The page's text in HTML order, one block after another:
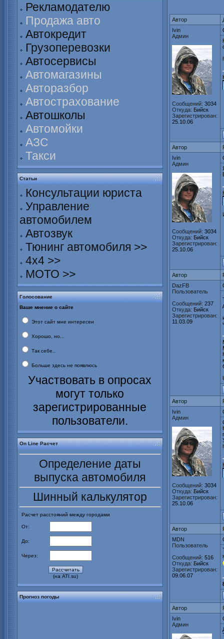
Рекламодателю
Продажа авто
Автокредит
Грузоперевозки
Автосервисы
Автомагазины
Авторазбор
Автострахование
Автошколы
Автомойки
АЗС
Такси
Статьи
Консультации юриста
Управление
автомобилем
Автозвук
Тюнинг автомобиля >>
4х4 >>
МОТО >>
Голосование
Ваше мнение о сайте
Этот сайт мне интересен
Хорошо, но...
Так себе..
Больше здесь не появлюсь
Участвовать в опросах
могут только
зарегистрированные
пользователи.
On Line Расчет
Определение даты
выпуска автомобиля
Шинный калькулятор
Расчет расстояний между городами
От:
До:
Через:
(на ATI.su)
Прогноз погоды
Автор
Ivin
Админ
Сообщений: 3034
Откуда: Бийск
Зарегистрирован:
25.10.06
Автор
Ivin
Админ
Сообщений: 3034
Откуда: Бийск
Зарегистрирован:
25.10.06
Автор
DazFB
Пользователь
Сообщений: 237
Откуда: Бийск
Зарегистрирован:
11.03.09
Автор
Ivin
Админ
Сообщений: 3034
Откуда: Бийск
Зарегистрирован:
25.10.06
Автор
MDN
Пользователь
Сообщений: 516
Откуда: Бийск
Зарегистрирован:
09.06.07
Автор
Ivin
Админ